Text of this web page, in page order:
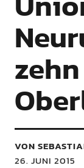
VON
26. JUNI 2015